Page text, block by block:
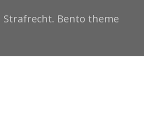
Bento theme